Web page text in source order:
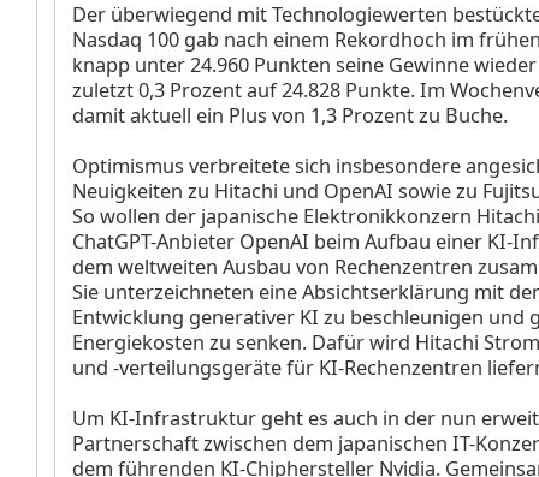
Der überwiegend mit Technologiewerten
Nasdaq 100 gab nach einem Rekordhoch im
knapp unter 24.960 Punkten seine Gewinne
zuletzt 0,3 Prozent auf 24.828 Punkte. Im
damit aktuell ein Plus von 1,3 Prozent zu Buche.
Optimismus verbreitete sich insbesondere
Neuigkeiten zu Hitachi und OpenAI sowie zu
So wollen der japanische Elektronikkonzern
ChatGPT-Anbieter OpenAI beim Aufbau einer KI-
dem weltweiten Ausbau von Rechenzentren
Sie unterzeichneten eine Absichtserklärung mit
Entwicklung generativer KI zu beschleunigen und
Energiekosten zu senken. Dafür wird Hitachi
und -verteilungsgeräte für KI-Rechenzentren
Um KI-Infrastruktur geht es auch in der nun
Partnerschaft zwischen dem japanischen IT-
dem führenden KI-Chiphersteller Nvidia.